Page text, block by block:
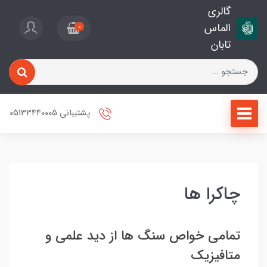
گالری
الماس
تابان
0
پشتیبانی 05133440005
چاکرا ها
تمامی خواص سنگ ها از دید علمی و
متافیزیک